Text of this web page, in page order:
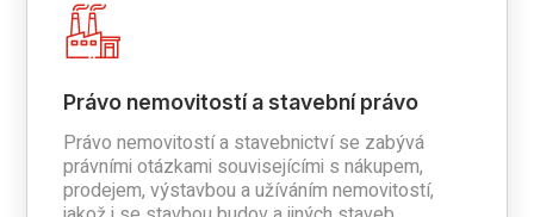
Právo nemovitostí a stavební právo
Právo nemovitostí a stavebnictví se zabývá
právními otázkami souvisejícími s nákupem,
prodejem, výstavbou a užíváním nemovitostí,